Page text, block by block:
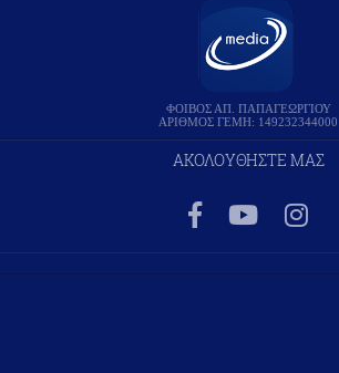
ΦΟΙΒΟΣ ΑΠ. ΠΑΠΑΓΕΩΡΓΙΟΥ
ΑΡΙΘΜΟΣ ΓΕΜΗ: 149232344000
ΑΚΟΛΟΥΘΗΣΤΕ ΜΑΣ